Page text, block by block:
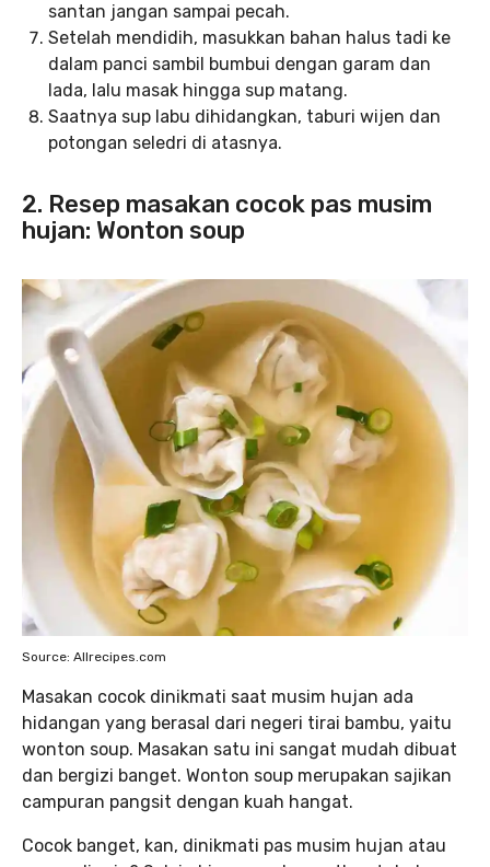
santan jangan sampai pecah.
Setelah mendidih, masukkan bahan halus tadi ke
dalam panci sambil bumbui dengan garam dan
lada, lalu masak hingga sup matang.
Saatnya sup labu dihidangkan, taburi wijen dan
potongan seledri di atasnya.
2. Resep masakan cocok pas musim
hujan: Wonton soup
Source: Allrecipes.com
Masakan cocok dinikmati saat musim hujan ada
hidangan yang berasal dari negeri tirai bambu, yaitu
wonton soup. Masakan satu ini sangat mudah dibuat
dan bergizi banget. Wonton soup merupakan sajikan
campuran pangsit dengan kuah hangat.
Cocok banget, kan, dinikmati pas musim hujan atau